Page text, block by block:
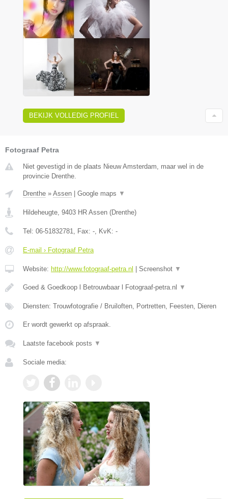
BEKIJK VOLLEDIG PROFIEL
Fotograaf Petra
Niet gevestigd in de plaats Nieuw Amsterdam, maar wel in de
provincie Drenthe.
Drenthe » Assen Google maps ▼
Hildeheugte 9403 HR Assen (Drenthe)
Tel: 06-51832781 , Fax: - , KvK: -
E-mail › Fotograaf Petra
Website: http://www.fotograaf-petra.nl Screenshot ▼
Goed & Goedkoop l Betrouwbaar l Fotograaf-petra.nl ▼
Diensten: Trouwfotografie / Bruiloften, Portretten, Feesten, Dieren
Er wordt gewerkt op afspraak.
Laatste facebook posts ▼
Sociale media: